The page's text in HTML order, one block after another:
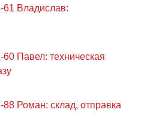
61 Владислав:
Павел: техническая
Роман: склад, отправка